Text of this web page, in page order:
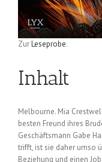
ZurLeseprobe.
Inhalt
Melbourne. Mia
besten Freund ihres
Geschäftsmann Gabe
trifft, ist sie daher umso
Beziehung und einen